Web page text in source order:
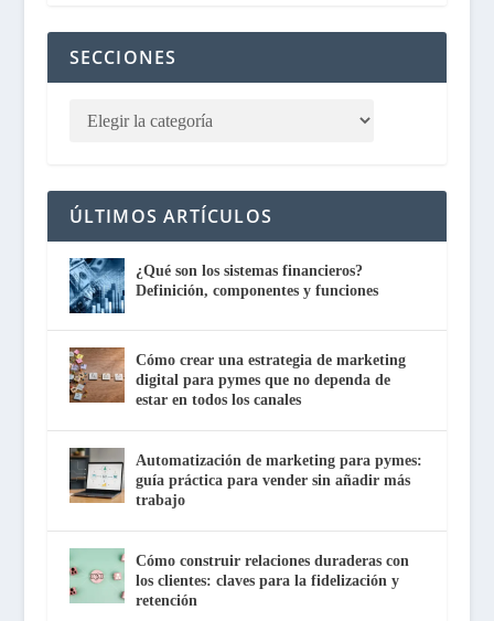
SECCIONES
ÚLTIMOS ARTÍCULOS
¿Qué son los sistemas financieros?
Definición, componentes y funciones
Cómo crear una estrategia de marketing
digital para pymes que no dependa de
estar en todos los canales
Automatización de marketing para pymes:
guía práctica para vender sin añadir más
trabajo
Cómo construir relaciones duraderas con
los clientes: claves para la fidelización y
retención